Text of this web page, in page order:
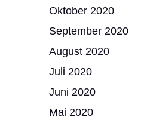
Oktober 2020
September 2020
August 2020
Juli 2020
Juni 2020
Mai 2020